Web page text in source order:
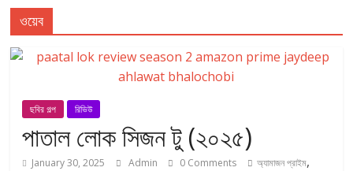
ওয়েব
ছবির গল্প রিভিউ
পাতাল লোক সিজন টু (২০২৫)
January 30, 2025 Admin 0 Comments অ্যামাজন প্রাইম,